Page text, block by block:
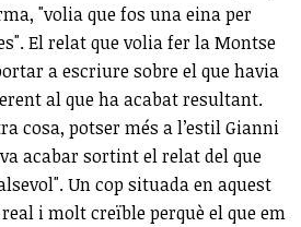
"volia que fos una eina per
El relat que volia fer la Montse
a escriure sobre el que havia
al que ha acabat resultant.
cosa, potser més a l’estil Gianni
acabar sortint el relat del que
Un cop situada en aquest
i molt creïble perquè el que em